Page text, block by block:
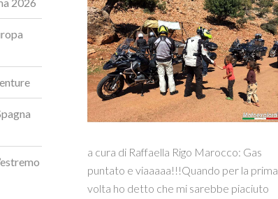
a cura di Raffaella Rigo Marocco: Gas
puntato e viaaaaa!!!Quando per la prima
volta ho detto che mi sarebbe piaciuto